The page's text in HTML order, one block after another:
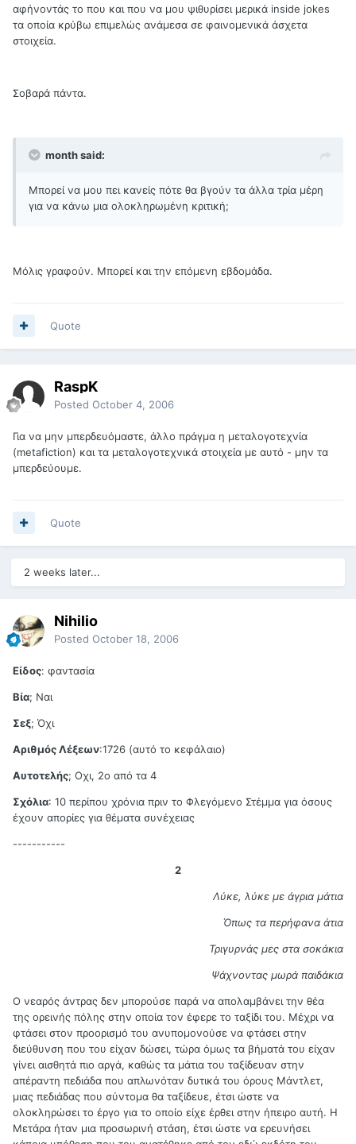
αφήνοντάς το που και που να μου ψιθυρίσει μερικά inside jokes
τα οποία κρύβω επιμελώς ανάμεσα σε φαινομενικά άσχετα
στοιχεία.
Σοβαρά πάντα.
month said:
Μπορεί να μου πει κανείς πότε θα βγούν τα άλλα τρία μέρη
για να κάνω μια ολοκληρωμένη κριτική;
Μόλις γραφούν. Μπορεί και την επόμενη εβδομάδα.
Quote
RaspK
Posted October 4, 2006
Για να μην μπερδευόμαστε, άλλο πράγμα η μεταλογοτεχνία
(metafiction) και τα μεταλογοτεχνικά στοιχεία με αυτό - μην τα
μπερδεύουμε.
Quote
2 weeks later...
Nihilio
Posted October 18, 2006
Είδος: φαντασία
Βία; Ναι
Σεξ; Όχι
Αριθμός Λέξεων:1726 (αυτό το κεφάλαιο)
Αυτοτελής; Οχι, 2ο από τα 4
Σχόλια: 10 περίπου χρόνια πριν το Φλεγόμενο Στέμμα για όσους
έχουν απορίες για θέματα συνέχειας
-----------
2
Λύκε, λύκε με άγρια μάτια
Όπως τα περήφανα άτια
Τριγυρνάς μες στα σοκάκια
Ψάχνοντας μωρά παιδάκια
Ο νεαρός άντρας δεν μπορούσε παρά να απολαμβάνει την θέα
της ορεινής πόλης στην οποία τον έφερε το ταξίδι του. Μέχρι να
φτάσει στον προορισμό του ανυπομονούσε να φτάσει στην
διεύθυνση που του είχαν δώσει, τώρα όμως τα βήματά του είχαν
γίνει αισθητά πιο αργά, καθώς τα μάτια του ταξίδευαν στην
απέραντη πεδιάδα που απλωνόταν δυτικά του όρους Μάντλετ,
μιας πεδιάδας που σύντομα θα ταξίδευε, έτσι ώστε να
ολοκληρώσει το έργο για το οποίο είχε έρθει στην ήπειρο αυτή. Η
Μετάρα ήταν μια προσωρινή στάση, έτσι ώστε να ερευνήσει